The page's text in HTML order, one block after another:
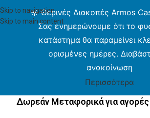
Skip to navigation
Skip to main content
☀️ Θερινές Διακοπές Armos
Σας ενημερώνουμε ότι το
κατάστημα θα παραμείνει
ορισμένες ημέρες.
ανακοίνωση
Περισσότερα
Δωρεάν Μεταφορικά για